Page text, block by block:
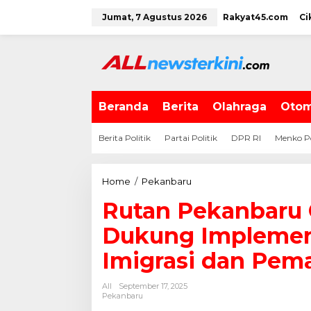
w
Jumat, 7 Agustus 2026 Rakyat45.com
Beranda Berita Olahraga
Berita Politik Partai Politik DPR RI Menko
Home / Pekanbaru
t
P
Rutan Pekanbaru
Dukung
Imigrasi dan
All
September 17, 2025
Pekanbaru